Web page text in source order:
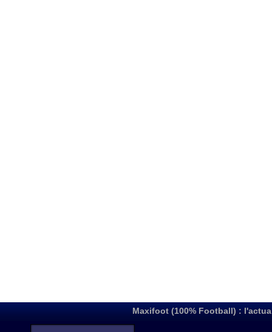
Maxifoot (100% Football) :